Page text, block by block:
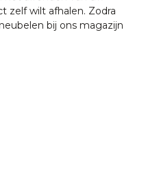
zelf wilt afhalen. Zodra
bij ons magazijn